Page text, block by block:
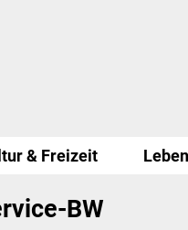
& Freizeit
BW